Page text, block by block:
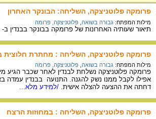
פרומקה פלוטניצקה, השליחה: הבונקר האחרון
מילות המפתח: גבורה בשואה פלוטניצקה, פרומה
תיאור שעותיה האחרונות של פרומקה בבונקר בבנדין ב- 1 באוגוסט 1943.הבונקר נתגלה כנראה בעקבות הלשנה ו-7 יושביו נהרגו.
פרומקה פלוטניצקה, השליחה : מחתרת חלוצית
מילות המפתח: גבורה בשואה פלוטניצקה, פרומה
פרומקה פלוטניצקה נשלחת לבנדין לאחר שכבר הגיע
אפילו לקבל ממנו נשק להגנה. התנועה בבנדין עמדה
דחתה את ההצעה להצלה אישית. /למידע מלא...
פרומקה פלוטניצקה, השליחה : במחוזות הרצח